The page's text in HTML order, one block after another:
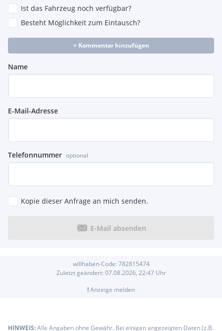
Ist das Fahrzeug noch verfügbar?
Besteht Möglichkeit zum Eintausch?
+ Kommentar hinzufügen
Name
E-Mail-Adresse
Telefonnummer optional
Kopie dieser Anfrage an mich senden.
E-Mail absenden
willhaben-Code: 782815474
Zuletzt geändert: 07.08.2026, 22:47Uhr
!Anzeige melden
HINWEIS:Alle Angaben ohne Gewähr. Bei einigen angezeigten Daten (z.B.